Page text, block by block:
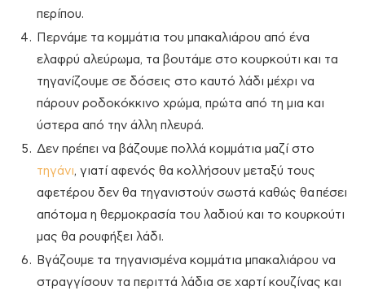
περίπου.
Περνάμε τα κομμάτια του μπακαλιάρου από ένα
ελαφρύ αλεύρωμα, τα βουτάμε στο κουρκούτι και τα
τηγανίζουμε σε δόσεις στο καυτό λάδι μέχρι να
πάρουν ροδοκόκκινο χρώμα, πρώτα από τη μια και
ύστερα από την άλλη πλευρά.
Δεν πρέπει να βάζουμε πολλά κομμάτια μαζί στο
τηγάνι, γιατί αφενός θα κολλήσουν μεταξύ τους
αφετέρου δεν θα τηγανιστούν σωστά καθώς θα πέσει
απότομα η θερμοκρασία του λαδιού και το κουρκούτι
μας θα ρουφήξει λάδι.
Βγάζουμε τα τηγανισμένα κομμάτια μπακαλιάρου να
στραγγίσουν τα περιττά λάδια σε χαρτί κουζίνας και